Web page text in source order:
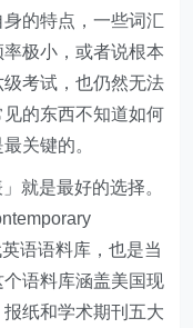
的特点，一些词汇
极小，或者说根本
考试，也仍然无法
的东西不知道如何
最关键的。
就是最好的选择。
语语料库，也是当
语料库涵盖美国现
纸和学术期刊五大